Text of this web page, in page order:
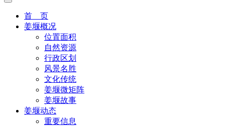
首 页
姜堰概况
位置面积
自然资源
行政区划
风景名胜
文化传统
姜堰微矩阵
姜堰故事
姜堰动态
重要信息